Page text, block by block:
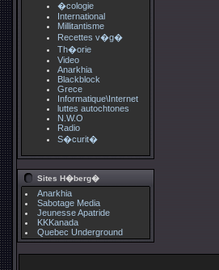
�cologie
International
Millitantisme
Recettes v�g�
Th�orie
Video
Anarkhia
Blackblock
Grece
Informatique\Internet
luttes autochtones
N.W.O
Radio
S�curit�
Sites H�berg�
Anarkhia
Sabotage Media
Jeunesse Apatride
KKKanada
Quebec Underground